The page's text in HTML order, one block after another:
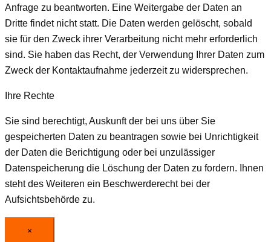
Anfrage zu beantworten. Eine Weitergabe der Daten an
Dritte findet nicht statt. Die Daten werden gelöscht, sobald
sie für den Zweck ihrer Verarbeitung nicht mehr erforderlich
sind. Sie haben das Recht, der Verwendung Ihrer Daten zum
Zweck der Kontaktaufnahme jederzeit zu widersprechen.
Ihre Rechte
Sie sind berechtigt, Auskunft der bei uns über Sie
gespeicherten Daten zu beantragen sowie bei Unrichtigkeit
der Daten die Berichtigung oder bei unzulässiger
Datenspeicherung die Löschung der Daten zu fordern. Ihnen
steht des Weiteren ein Beschwerderecht bei der
Aufsichtsbehörde zu.
×